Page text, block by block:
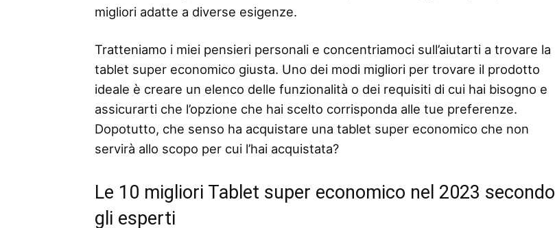
migliori adatte a diverse esigenze.
Tratteniamo i miei pensieri personali e concentriamoci sull’aiutarti a trovare la
tablet super economico giusta. Uno dei modi migliori per trovare il prodotto
ideale è creare un elenco delle funzionalità o dei requisiti di cui hai bisogno e
assicurarti che l’opzione che hai scelto corrisponda alle tue preferenze.
Dopotutto, che senso ha acquistare una tablet super economico che non
servirà allo scopo per cui l’hai acquistata?
Le 10 migliori Tablet super economico nel 2023 secondo
gli esperti